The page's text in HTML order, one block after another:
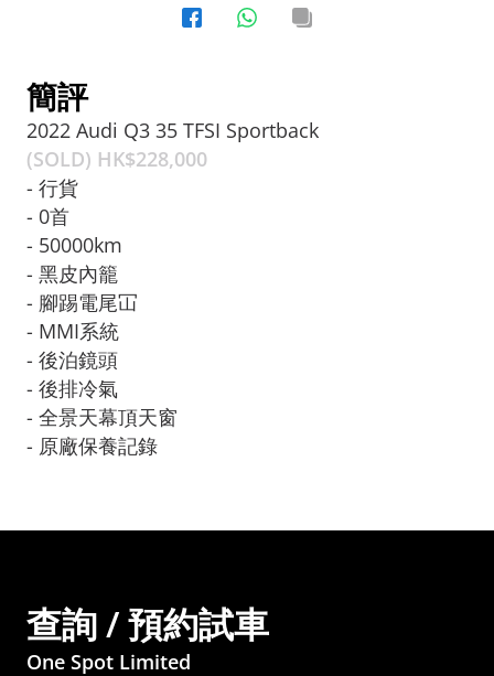
簡評
2022 Audi Q3 35 TFSI Sportback
(SOLD) HK$228,000
- 行貨
- 0首
- 50000km
- 黑皮內籠
- 腳踢電尾冚
- MMI系統
- 後泊鏡頭
- 後排冷氣
- 全景天幕頂天窗
- 原廠保養記錄
查詢 / 預約試車
One Spot Limited